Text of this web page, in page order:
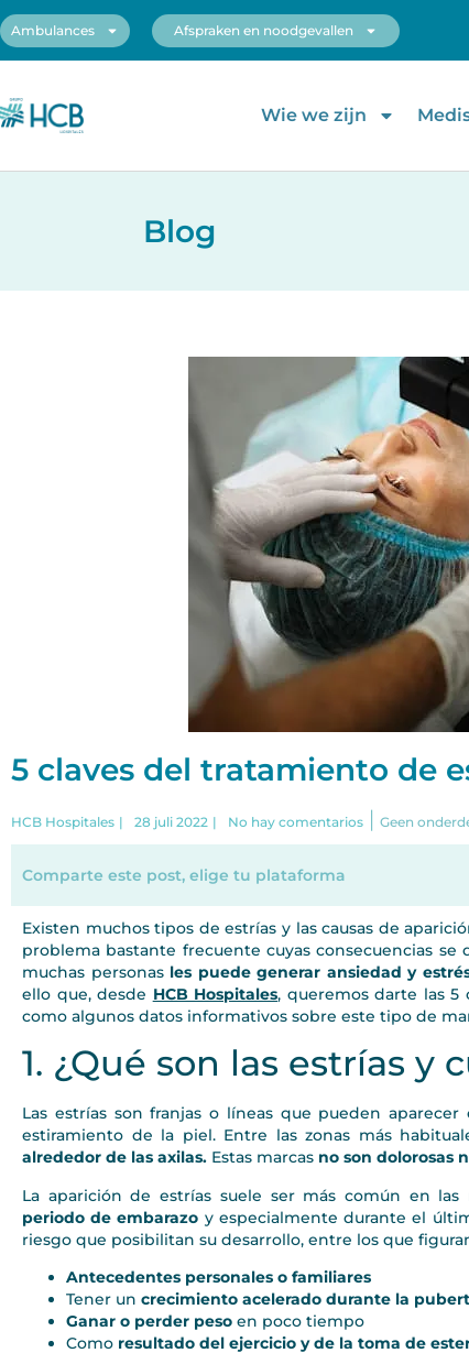
Ambulances Afspraken en noodgevallen
Wie we zijn
Blog
5 claves del tratamiento de
HCB Hospitales | 28 juli 2022 | No hay comentarios Geen
Comparte este post, elige tu plataforma
Existen muchos tipos de estrías y las causas de
problema bastante frecuente cuyas consecuencias
muchas personas les puede generar ansiedad y
ello que, desde HCB Hospitales, queremos darte las 5
como algunos datos informativos sobre este tipo de
1. ¿Qué son las estrías y
Las estrías son franjas o líneas que pueden
estiramiento de la piel. Entre las zonas más
alrededor de las axilas. Estas marcas no son dolorosas
La aparición de estrías suele ser más común en
periodo de embarazo y especialmente durante el
riesgo que posibilitan su desarrollo, entre los que
Antecedentes personales o familiares
Tener un crecimiento acelerado durante la
Ganar o perder peso en poco tiempo
Como resultado del ejercicio y de la toma de